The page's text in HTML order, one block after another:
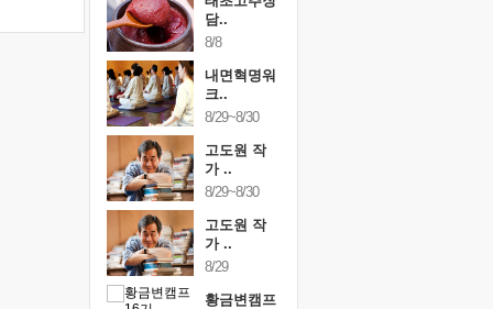
담..
8/8
내면혁명워
크..
8/29~8/30
고도원 작
가 ..
8/29~8/30
고도원 작
가 ..
8/29
황금변캠프